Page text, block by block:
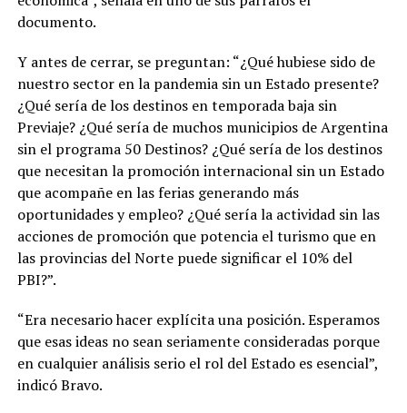
documento.
Y antes de cerrar, se preguntan: “¿Qué hubiese sido de
nuestro sector en la pandemia sin un Estado presente?
¿Qué sería de los destinos en temporada baja sin
Previaje? ¿Qué sería de muchos municipios de Argentina
sin el programa 50 Destinos? ¿Qué sería de los destinos
que necesitan la promoción internacional sin un Estado
que acompañe en las ferias generando más
oportunidades y empleo? ¿Qué sería la actividad sin las
acciones de promoción que potencia el turismo que en
las provincias del Norte puede significar el 10% del
PBI?”.
“Era necesario hacer explícita una posición. Esperamos
que esas ideas no sean seriamente consideradas porque
en cualquier análisis serio el rol del Estado es esencial”,
indicó Bravo.